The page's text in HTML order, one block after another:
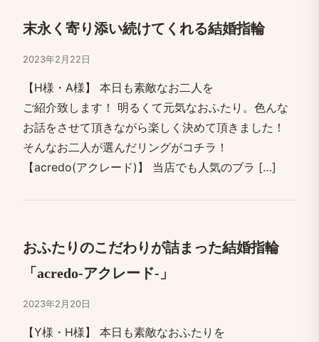
末永く​寄り​添い​続けてくれる​結婚​指輪
2023年2月22日
【H様・A様】 本日も​素敵な​お二人を​
ご紹介致します！​ 明るくて​元気な​おふたり。​色んな​
お話を​させて​頂きながら​楽しく​決めて​頂きました！​ ​
そんな​お二人が​選んだリングが​コチラ！​
【acredo(アクレード)】 当店でも​人気の​ブラ […​]
おふたりの​こだわりが​詰まった​結婚​指輪​
「acredo-アクレード-」
2023年2月20日
【Y様・H様】 本日も​素敵な​おふたりを​